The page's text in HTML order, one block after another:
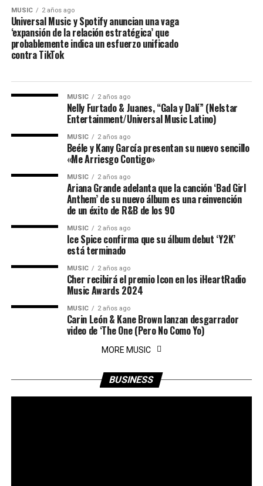
MUSIC 2 años ago
Universal Music y Spotify anuncian una vaga
‘expansión de la relación estratégica’ que
probablemente indica un esfuerzo unificado
contra TikTok
MUSIC 2 años ago
Nelly Furtado & Juanes, “Gala y Dalí” (Nelstar
Entertainment/Universal Music Latino)
MUSIC 2 años ago
Beéle y Kany García presentan su nuevo sencillo
«Me Arriesgo Contigo»
MUSIC 2 años ago
Ariana Grande adelanta que la canción ‘Bad Girl
Anthem’ de su nuevo álbum es una reinvención
de un éxito de R&B de los 90
MUSIC 2 años ago
Ice Spice confirma que su álbum debut ‘Y2K’
está terminado
MUSIC 2 años ago
Cher recibirá el premio Icon en los iHeartRadio
Music Awards 2024
MUSIC 2 años ago
Carin León & Kane Brown lanzan desgarrador
video de ‘The One (Pero No Como Yo)
MORE MUSIC
BUSINESS